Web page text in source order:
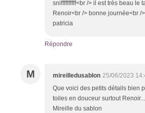
sniffffffffff<br /> il est très beau le
Renoir<br /> bonne journée<br /
patricia
Répondre
M mireilledusablon 25/06/2023
Que voici des petits détails bien
toiles en douceur surtout
Mireille du sablon